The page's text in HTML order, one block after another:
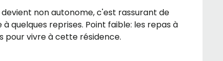
non autonome, c'est rassurant de
quelques reprises. Point faible: les repas à
pour vivre à cette résidence.